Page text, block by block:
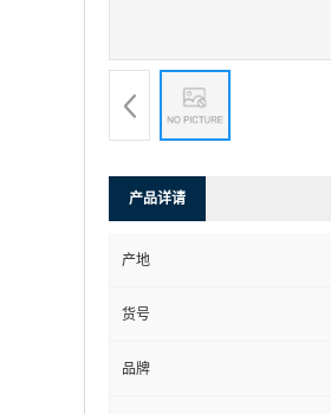
产品详请
产地
货号
品牌